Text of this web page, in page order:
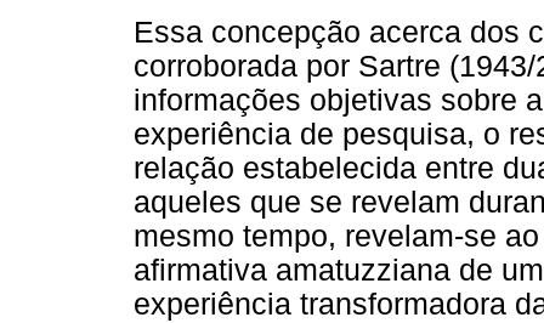
Essa concepção acerca dos
corroborada por Sartre
informações objetivas sobre
experiência de pesquisa, o
relação estabelecida entre
aqueles que se revelam
mesmo tempo, revelam-se
afirmativa amatuzziana de
experiência transformadora